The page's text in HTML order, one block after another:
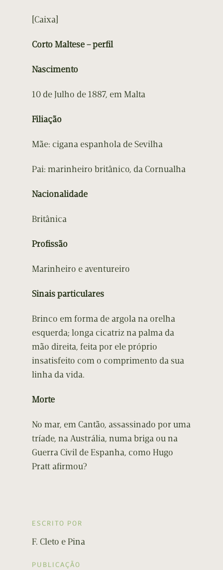
[Caixa]
Corto Maltese – perfil
Nascimento
10 de Julho de 1887, em Malta
Filiação
Mãe: cigana espanhola de Sevilha
Pai: marinheiro britânico, da Cornualha
Nacionalidade
Britânica
Profissão
Marinheiro e aventureiro
Sinais particulares
Brinco em forma de argola na orelha
esquerda; longa cicatriz na palma da
mão direita, feita por ele próprio
insatisfeito com o comprimento da sua
linha da vida.
Morte
No mar, em Cantão, assassinado por uma
tríade, na Austrália, numa briga ou na
Guerra Civil de Espanha, como Hugo
Pratt afirmou?
ESCRITO POR
F. Cleto e Pina
PUBLICAÇÃO